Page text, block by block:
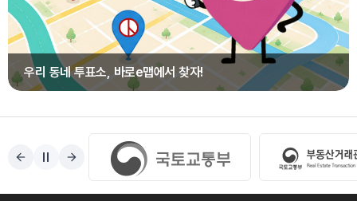
우리 동네 투표소, 바로e맵에서 찾자!